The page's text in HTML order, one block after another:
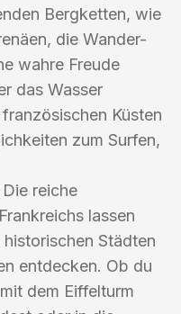
Bergketten, wie
die Wander-
wahre Freude
das Wasser
Küsten
zum Surfen,
Die reiche
lassen
Städten
entdecken. Ob du
mit dem Eiffelturm